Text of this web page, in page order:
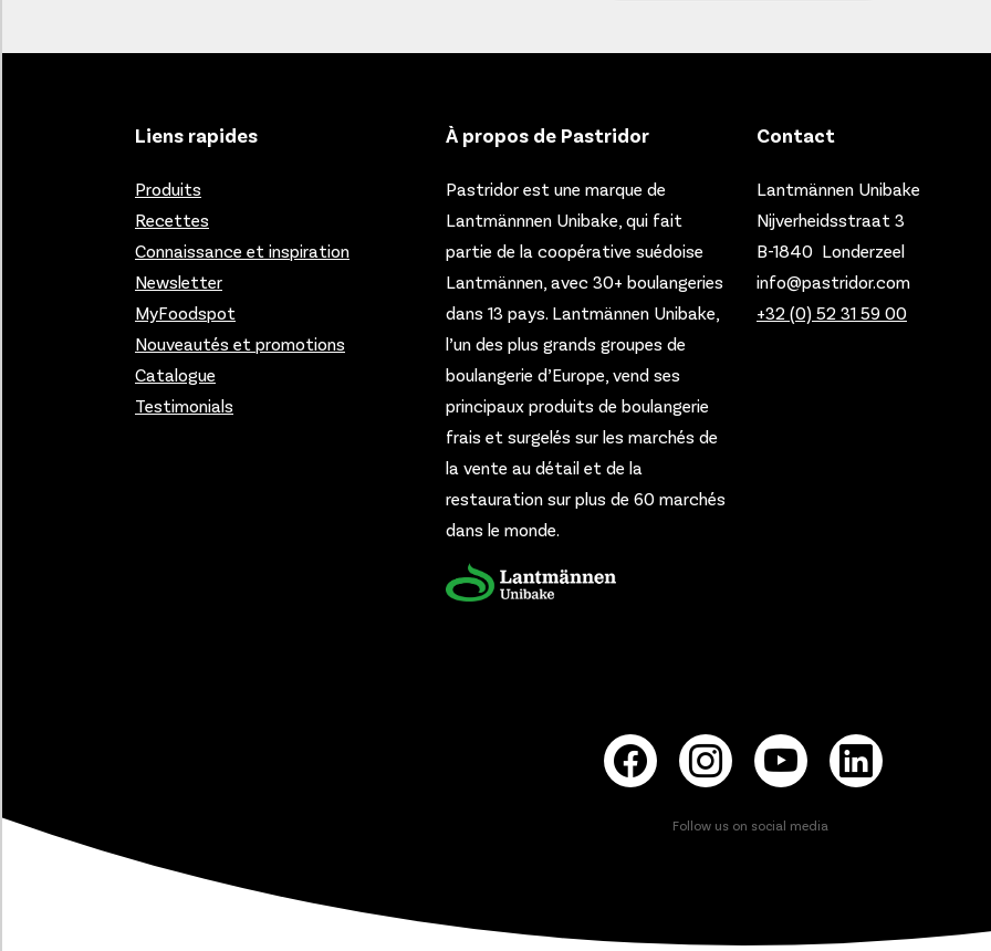
Liens rapides
Produits
Recettes
Connaissance et inspiration
Newsletter
MyFoodspot
Nouveautés et promotions
Catalogue
Testimonials
À propos de Pastridor
Pastridor est une marque de
Lantmännnen Unibake, qui fait
partie de la coopérative suédoise
Lantmännen, avec 30+ boulangeries
dans 13 pays. Lantmännen Unibake,
l’un des plus grands groupes de
boulangerie d’Europe, vend ses
principaux produits de boulangerie
frais et surgelés sur les marchés de
la vente au détail et de la
restauration sur plus de 60 marchés
dans le monde.
Contact
Lantmännen Unibake
Nijverheidsstraat 3
B-1840 Londerzeel
info@pastridor.com
+32 (0) 52 31 59 00
Follow us on social media